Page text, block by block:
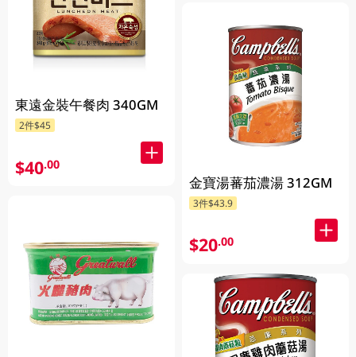
東遠金裝午餐肉 340GM
2件$45
$40.00
金寶湯蕃茄濃湯 312GM
3件$43.9
$20.00